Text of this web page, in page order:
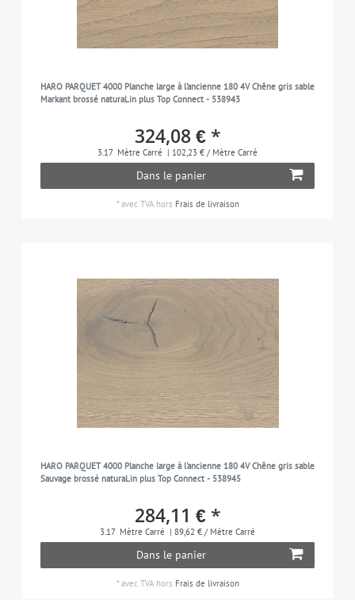
HARO PARQUET 4000 Planche large à l'ancienne 180 4V Chêne gris sable
Markant brossé naturaLin plus Top Connect - 538943
324,08 € *
3.17 Mètre Carré | 102,23 € / Mètre Carré
Dans le panier
*avec TVAhors Frais de livraison
HARO PARQUET 4000 Planche large à l'ancienne 180 4V Chêne gris sable
Sauvage brossé naturaLin plus Top Connect - 538945
284,11 € *
3.17 Mètre Carré | 89,62 € / Mètre Carré
Dans le panier
*avec TVAhors Frais de livraison